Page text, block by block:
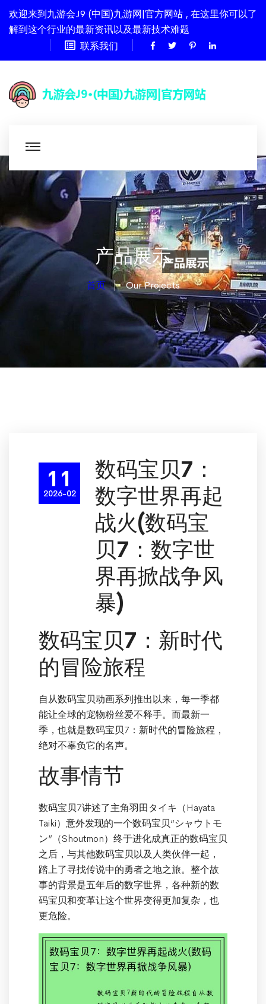
欢迎来到九游会J9·(中国)九游网|官方网站 , 在这里你可以了
解到这个行业的最新资讯以及最新技术难题
联系我们
产品展示
首页 Our Projects
11
2026-02
数码宝贝7：
数字世界再起
战火(数码宝
贝7：数字世
界再掀战争风
暴)
数码宝贝7：新时代
的冒险旅程
自从数码宝贝动画系列推出以来，每一季都
能让全球的宠物粉丝爱不释手。而最新一
季，也就是数码宝贝7：新时代的冒险旅程，
绝对不辜负它的名声。
故事情节
数码宝贝7讲述了主角羽田タイキ（Hayata
Taiki）意外发现的一个数码宝贝“シャウトモ
ン”（Shoutmon）终于进化成真正的数码宝贝
之后，与其他数码宝贝以及人类伙伴一起，
踏上了寻找传说中的勇者之地之旅。整个故
事的背景是五年后的数字世界，各种新的数
码宝贝和变革让这个世界变得更加复杂，也
更危险。